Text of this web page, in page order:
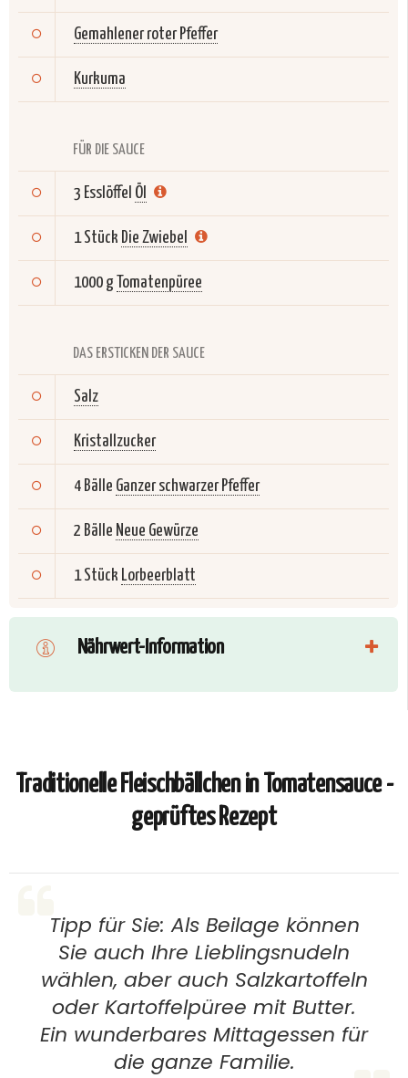
Gemahlener roter Pfeffer
Kurkuma
FÜR DIE SAUCE
3 Esslöffel Öl
1 Stück Die Zwiebel
1000 g Tomatenpüree
DAS ERSTICKEN DER SAUCE
Salz
Kristallzucker
4 Bälle Ganzer schwarzer Pfeffer
2 Bälle Neue Gewürze
1 Stück Lorbeerblatt
Nährwert-Information
Traditionelle Fleischbällchen in Tomatensauce -
geprüftes Rezept
Tipp für Sie: Als Beilage können
Sie auch Ihre Lieblingsnudeln
wählen, aber auch Salzkartoffeln
oder Kartoffelpüree mit Butter.
Ein wunderbares Mittagessen für
die ganze Familie.